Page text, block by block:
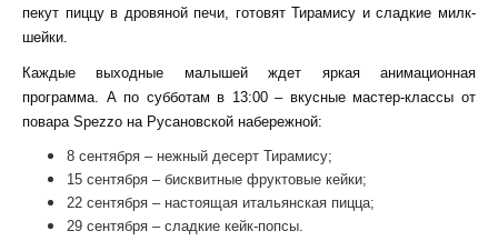
пекут пиццу в дровяной печи, готовят Тирамису и сладкие милк-
шейки.
Каждые выходные малышей ждет яркая анимационная
программа. А по субботам в 13:00 – вкусные мастер-классы от
повара Spezzo на Русановской набережной:
8 сентября – нежный десерт Тирамису;
15 сентября – бисквитные фруктовые кейки;
22 сентября – настоящая итальянская пицца;
29 сентября – сладкие кейк-попсы.